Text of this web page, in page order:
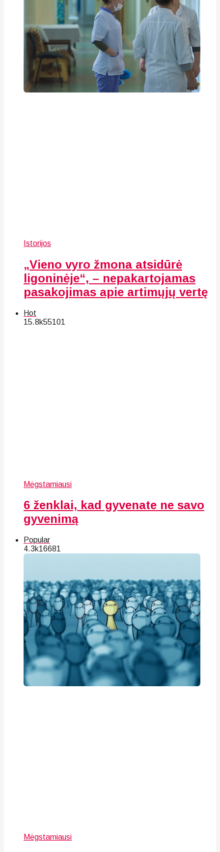
Istorijos
„Vieno vyro žmona atsidūrė
ligoninėje“, – nepakartojamas
pasakojimas apie artimųjų vertę
Hot
15.8k55101
Mėgstamiausi
6 ženklai, kad gyvenate ne savo
gyvenimą
Popular
4.3k16681
Mėgstamiausi